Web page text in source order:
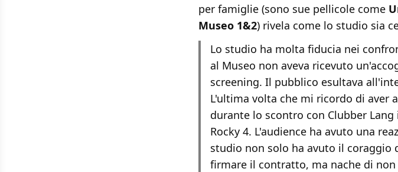
per famiglie (sono sue pellicole come
Museo 1&2) rivela come lo studio sia
Lo studio ha molta fiducia nei
al Museo non aveva ricevuto
screening. Il pubblico esultava
L'ultima volta che mi ricordo di aver
durante lo scontro con Clubber
Rocky 4. L'audience ha avuto una
studio non solo ha avuto il coraggio
firmare il contratto, ma nache di